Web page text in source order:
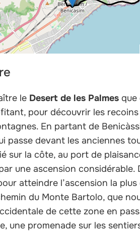
le Desert de les Palmes que
pour découvrir les
En partant de
passe devant les anciennes
sur la côte, au port de
une ascension
atteindre l’ascension la
du Monte Bartolo, que
de cette zone en
une promenade sur les